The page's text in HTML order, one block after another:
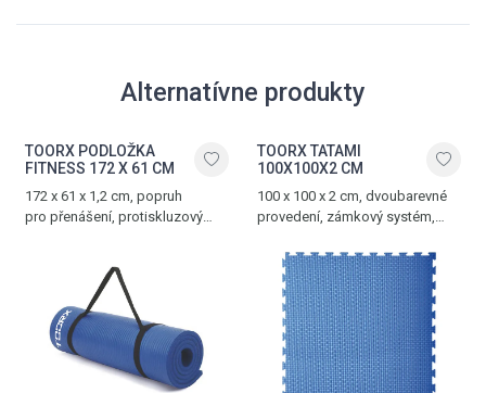
Alternatívne produkty
TOORX PODLOŽKA
FITNESS 172 X 61 CM
172 x 61 x 1,2 cm, popruh
pro přenášení, protiskluzový
TOORX TATAMI
100X100X2 CM
100 x 100 x 2 cm, dvoubarevné
provedení, zámkový systém,
nenáročné na údržbu